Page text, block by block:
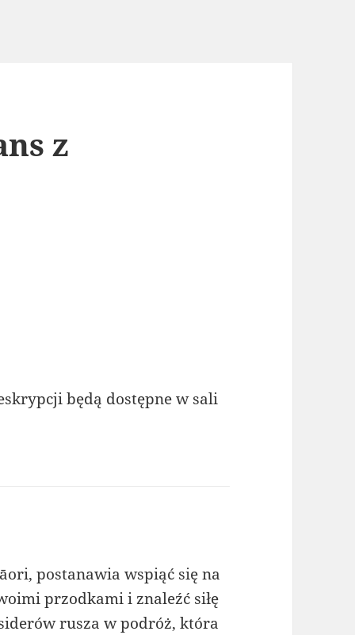
z
będą dostępne w sali
postanawia wspiąć się na
przodkami i znaleźć siłę
rusza w podróż, która